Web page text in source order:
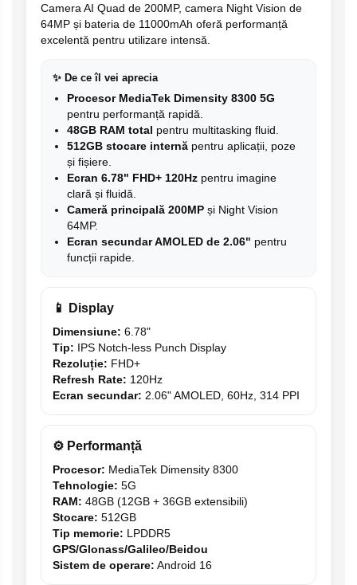
Camera AI Quad de 200MP, camera Night Vision de
64MP și bateria de 11000mAh oferă performanță
excelentă pentru utilizare intensă.
✨ De ce îl vei aprecia
Procesor MediaTek Dimensity 8300 5G
pentru performanță rapidă.
48GB RAM total pentru multitasking fluid.
512GB stocare internă pentru aplicații, poze
și fișiere.
Ecran 6.78" FHD+ 120Hz pentru imagine
clară și fluidă.
Cameră principală 200MP și Night Vision
64MP.
Ecran secundar AMOLED de 2.06" pentru
funcții rapide.
📱 Display
Dimensiune: 6.78"
Tip: IPS Notch-less Punch Display
Rezoluție: FHD+
Refresh Rate: 120Hz
Ecran secundar: 2.06" AMOLED, 60Hz, 314 PPI
⚙️ Performanță
Procesor: MediaTek Dimensity 8300
Tehnologie: 5G
RAM: 48GB (12GB + 36GB extensibili)
Stocare: 512GB
Tip memorie: LPDDR5
GPS/Glonass/Galileo/Beidou
Sistem de operare: Android 16